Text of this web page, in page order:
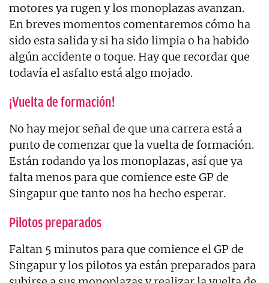
motores ya rugen y los monoplazas avanzan.
En breves momentos comentaremos cómo ha
sido esta salida y si ha sido limpia o ha habido
algún accidente o toque. Hay que recordar que
todavía el asfalto está algo mojado.
¡Vuelta de formación!
No hay mejor señal de que una carrera está a
punto de comenzar que la vuelta de formación.
Están rodando ya los monoplazas, así que ya
falta menos para que comience este GP de
Singapur que tanto nos ha hecho esperar.
Pilotos preparados
Faltan 5 minutos para que comience el GP de
Singapur y los pilotos ya están preparados para